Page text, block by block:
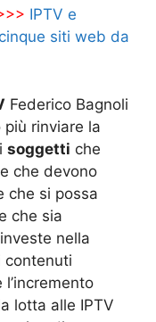
IPTV e
siti web da
Federico Bagnoli
più rinviare la
soggetti che
che devono
che si possa
che sia
nella
contenuti
lotta alle IPTV